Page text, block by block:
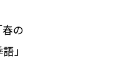
の
」